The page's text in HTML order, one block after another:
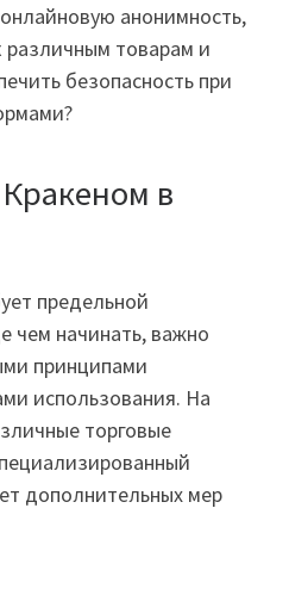
анонимность,
различным товарам и
безопасность при
в
предельной
чем начинать, важно
принципами
использования. На
торговые
дополнительных мер